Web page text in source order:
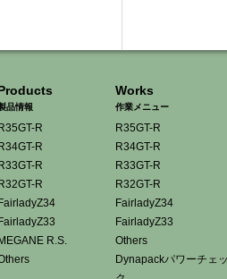
品情報
R35GT-R
R34GT-R
R33GT-R
R32GT-R
FairladyZ34
FairladyZ33
MEGANE R.S.
Works
作業メニュー
R35GT-R
R34GT-R
R33GT-R
R32GT-R
FairladyZ34
FairladyZ33
Others
Dynapackパワーチェ